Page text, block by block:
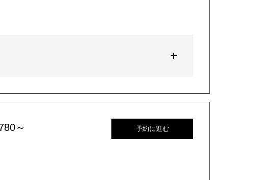
～ 予約に進む